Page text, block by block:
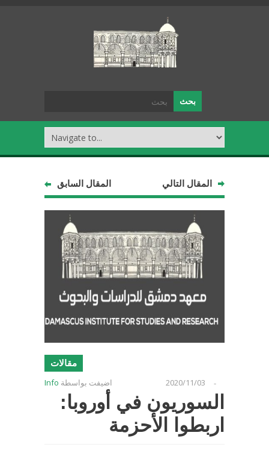
المقال السابق المقال التالي
مقالات
اضيفت بواسطة Info -
2020/11/03
السوريون في أوروبا:
اربطوا الأحزمة